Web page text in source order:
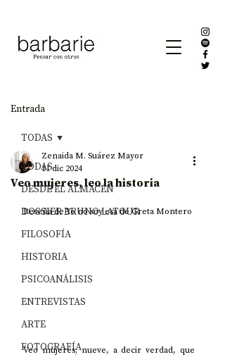
Entrada
TODAS
DESDE EL ALMACÉN
DOSSIER BRUNO LATOUR
FILOSOFÍA
HISTORIA
PSICOANÁLISIS
ENTREVISTAS
ARTE
FOTOGRAFÍA
TODAS
Veo mujeres, leo la historia
Zenaida M. Suárez Mayor
11 dic 2024
Reseña de Yo no soy esa de Greta Montero
Veo mujeres; nueve, a decir verdad, que